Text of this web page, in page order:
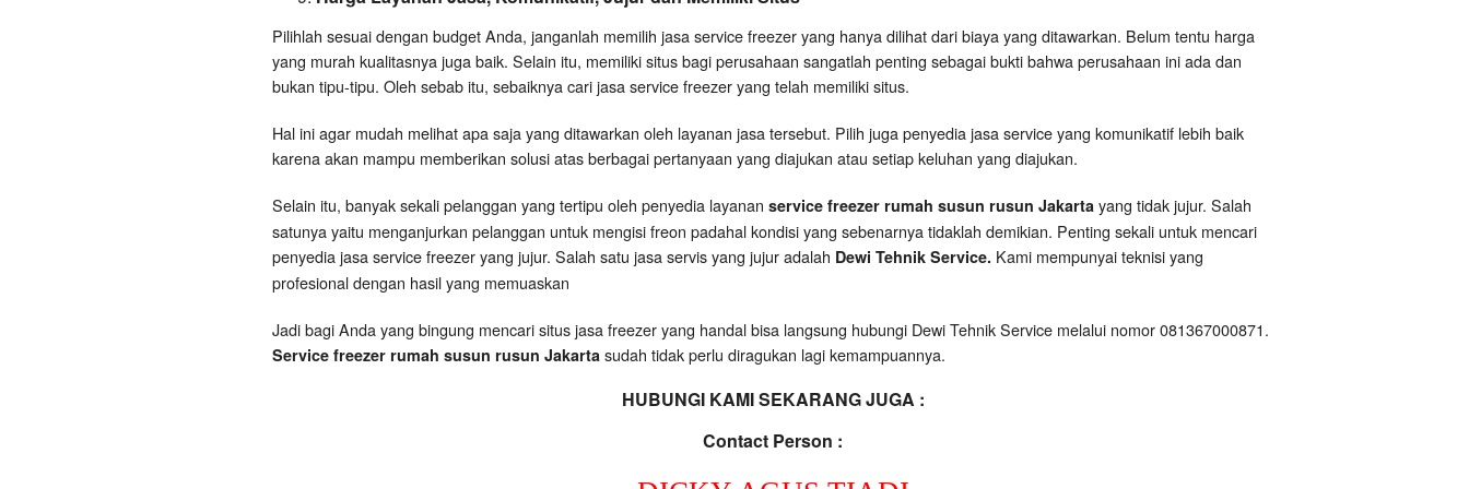
Pilihlah sesuai dengan budget Anda, janganlah memilih jasa service freezer yang hanya dilihat dari biaya yang ditawarkan. Belum tentu harga
yang murah kualitasnya juga baik. Selain itu, memiliki situs bagi perusahaan sangatlah penting sebagai bukti bahwa perusahaan ini ada dan
bukan tipu-tipu. Oleh sebab itu, sebaiknya cari jasa service freezer yang telah memiliki situs.
Hal ini agar mudah melihat apa saja yang ditawarkan oleh layanan jasa tersebut. Pilih juga penyedia jasa service yang komunikatif lebih baik
karena akan mampu memberikan solusi atas berbagai pertanyaan yang diajukan atau setiap keluhan yang diajukan.
Selain itu, banyak sekali pelanggan yang tertipu oleh penyedia layanan service freezer rumah susun rusun Jakarta yang tidak jujur. Salah
satunya yaitu menganjurkan pelanggan untuk mengisi freon padahal kondisi yang sebenarnya tidaklah demikian. Penting sekali untuk mencari
penyedia jasa service freezer yang jujur. Salah satu jasa servis yang jujur adalah Dewi Tehnik Service. Kami mempunyai teknisi yang
profesional dengan hasil yang memuaskan
Jadi bagi Anda yang bingung mencari situs jasa freezer yang handal bisa langsung hubungi Dewi Tehnik Service melalui nomor 081367000871.
Service freezer rumah susun rusun Jakarta sudah tidak perlu diragukan lagi kemampuannya.
HUBUNGI KAMI SEKARANG JUGA :
Contact Person :